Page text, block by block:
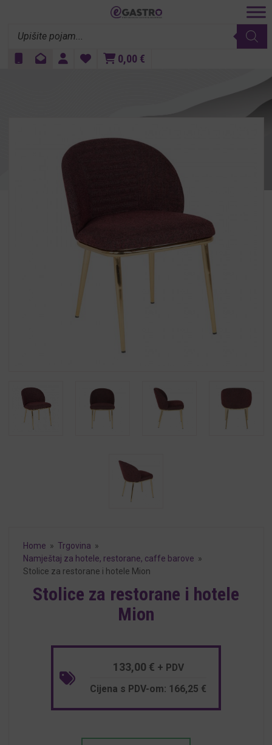
search
0,00 €
Home » Trgovina »
Namještaj za hotele, restorane, caffe barove »
Stolice za restorane i hotele Mion
Stolice za restorane i hotele
Mion
133,00 € + PDV
Cijena s PDV-om: 166,25 €